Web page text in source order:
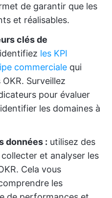
de garantir que les
et réalisables.
clés de
identifiez les KPI
commerciale qui
Surveillez
pour évaluer
les domaines à
données : utilisez des
et analyser les
Cela vous
les